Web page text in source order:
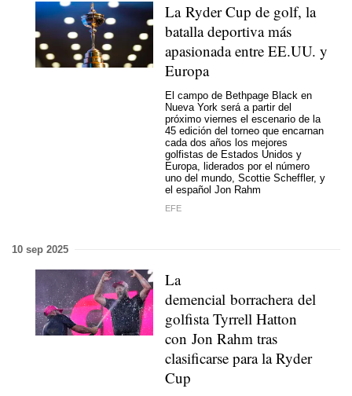
La Ryder Cup de golf, la
batalla deportiva más
apasionada entre EE.UU. y
Europa
El campo de Bethpage Black en
Nueva York será a partir del
próximo viernes el escenario de la
45 edición del torneo que encarnan
cada dos años los mejores
golfistas de Estados Unidos y
Europa, liderados por el número
uno del mundo, Scottie Scheffler, y
el español Jon Rahm
EFE
10 sep 2025
La
demencial borrachera del
golfista Tyrrell Hatton
con Jon Rahm tras
clasificarse para la Ryder
Cup